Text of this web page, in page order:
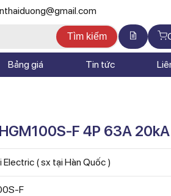
Tìm kiếm
Bảng giá Tin tức
F 4P 63A 20kA
Electric ( sx tại Hàn Quốc )
F